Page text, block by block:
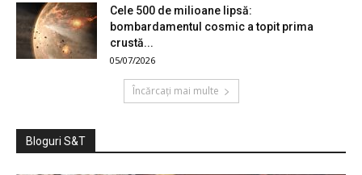
Cele 500 de milioane lipsă:
bombardamentul cosmic a topit prima
crustă...
05/07/2026
Încărcați mai multe
Bloguri S&T